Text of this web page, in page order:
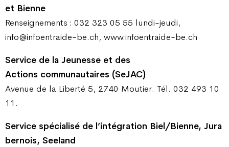
et Bienne
Renseignements : 032 323 05 55 lundi-jeudi,
info@infoentraide-be.ch, www.infoentraide-be.ch
Service de la Jeunesse et des
Actions communautaires (SeJAC)
Avenue de la Liberté 5, 2740 Moutier. Tél. 032 493 10
11.
Service spécialisé de l’intégration Biel/Bienne, Jura
bernois, Seeland